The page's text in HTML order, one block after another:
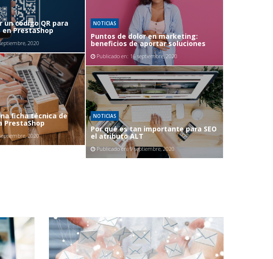
un código QR para
PrestaShop
2020
NOTICIAS
Puntos de dolor en marketing:
beneficios de aportar soluciones
Publicado en: 16 septiembre, 2020
ficha técnica de
PrestaShop
2020
NOTICIAS
Por qué es tan importante para SEO
el atributo ALT
Publicado en:9 septiembre, 2020